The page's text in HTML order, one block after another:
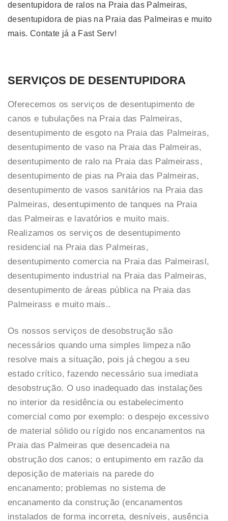
desentupidora de ralos na Praia das Palmeiras,
desentupidora de pias na Praia das Palmeiras e muito
mais. Contate já a Fast Serv!
SERVIÇOS DE DESENTUPIDORA
Oferecemos os serviços de desentupimento de
canos e tubulações na Praia das Palmeiras,
desentupimento de esgoto na Praia das Palmeiras,
desentupimento de vaso na Praia das Palmeiras,
desentupimento de ralo na Praia das Palmeirass,
desentupimento de pias na Praia das Palmeiras,
desentupimento de vasos sanitários na Praia das
Palmeiras, desentupimento de tanques na Praia
das Palmeiras e lavatórios e muito mais.
Realizamos os serviços de desentupimento
residencial na Praia das Palmeiras,
desentupimento comercia na Praia das Palmeirasl,
desentupimento industrial na Praia das Palmeiras,
desentupimento de áreas pública na Praia das
Palmeirass e muito mais..
Os nossos serviços de desobstrução são
necessários quando uma simples limpeza não
resolve mais a situação, pois já chegou a seu
estado crítico, fazendo necessário sua imediata
desobstrução. O uso inadequado das instalações
no interior da residência ou estabelecimento
comercial como por exemplo: o despejo excessivo
de material sólido ou rígido nos encanamentos na
Praia das Palmeiras que desencadeia na
obstrução dos canos; o entupimento em razão da
deposição de materiais na parede do
encanamento; problemas no sistema de
encanamento da construção (encanamentos
instalados de forma incorreta, desníveis, ausência